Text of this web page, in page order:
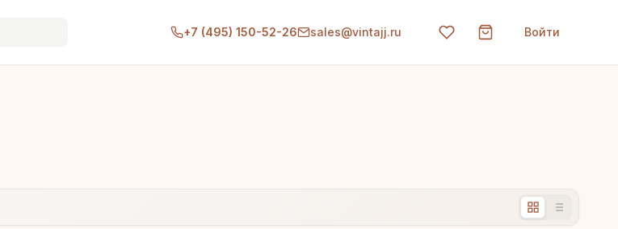
+7 (495) 150-52-26 sales@vintajj.ru Войти